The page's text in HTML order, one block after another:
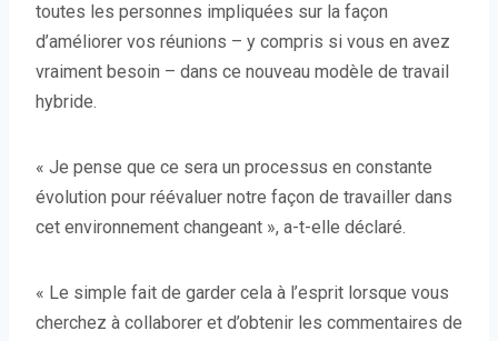
toutes les personnes impliquées sur la façon
d’améliorer vos réunions – y compris si vous en avez
vraiment besoin – dans ce nouveau modèle de travail
hybride.
« Je pense que ce sera un processus en constante
évolution pour réévaluer notre façon de travailler dans
cet environnement changeant », a-t-elle déclaré.
« Le simple fait de garder cela à l’esprit lorsque vous
cherchez à collaborer et d’obtenir les commentaires de